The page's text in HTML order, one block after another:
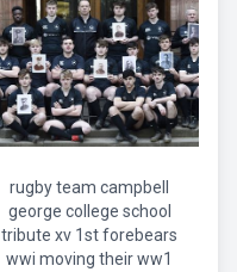
rugby team campbell
george college school
tribute xv 1st forebears
wwi moving their ww1